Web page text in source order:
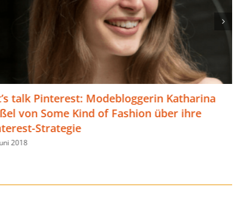
OMKB 2018: Weshalb Bielefeld diese
Marketing-Konferenz braucht und
sie 2019 besuchen solltest